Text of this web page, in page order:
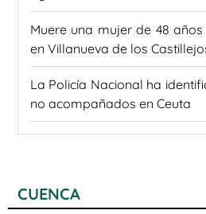
Muere una mujer de 48
en Villanueva de los
La Policía Nacional ha
no acompañados en Ceuta
CUENCA